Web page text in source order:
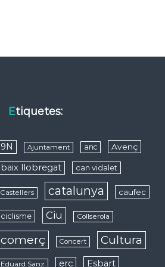
Etiquetes:
9N Ajuntament anc Avenç
baix llobregat can vidalet
Castellers catalunya caufec
ciclisme Ciu Collserola
comerç Concert Cultura
Eduard Sanz erc Esbart